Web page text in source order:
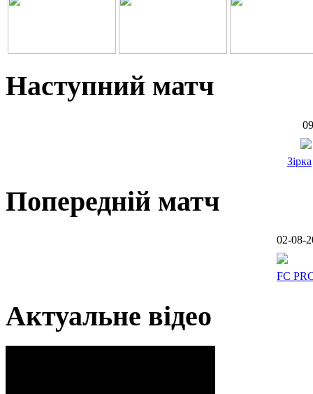
Наступний матч
Зірка
Попередній матч
02-08-
FC
Актуальне відео